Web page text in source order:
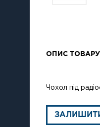
ОПИС ТОВАРУ
Чохол під